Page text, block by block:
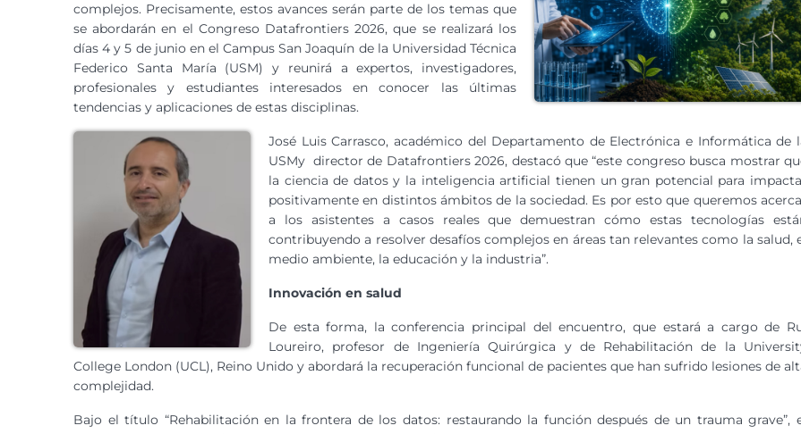
complejos. Precisamente, estos avances serán parte de los temas que
se abordarán en el Congreso Datafrontiers 2026, que se realizará los
días 4 y 5 de junio en el Campus San Joaquín de la Universidad Técnica
Federico Santa María (USM) y reunirá a expertos, investigadores,
profesionales y estudiantes interesados en conocer las últimas
tendencias y aplicaciones de estas disciplinas.
José Luis Carrasco, académico del Departamento de Electrónica e Informática de
USMy director de Datafrontiers 2026, destacó que “este congreso busca mostrar
la ciencia de datos y la inteligencia artificial tienen un gran potencial para
positivamente en distintos ámbitos de la sociedad. Es por esto que queremos
a los asistentes a casos reales que demuestran cómo estas tecnologías
contribuyendo a resolver desafíos complejos en áreas tan relevantes como la salud,
medio ambiente, la educación y la industria”.
Innovación en salud
De esta forma, la conferencia principal del encuentro, que estará a cargo de
Loureiro, profesor de Ingeniería Quirúrgica y de Rehabilitación de la
College London (UCL), Reino Unido y abordará la recuperación funcional de pacientes que han sufrido lesiones de
complejidad.
Bajo el título “Rehabilitación en la frontera de los datos: restaurando la función después de un trauma grave”,